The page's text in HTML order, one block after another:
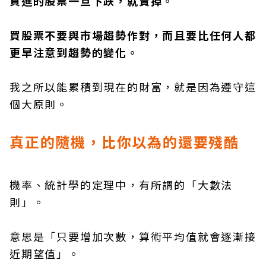
買股票不要與市場趨勢作對，而且要比任何人都
更早注意到趨勢的變化。
我之所以能累積到現在的財富，就是因為遵守這
個大原則。
真正的隨機，比你以為的還要殘酷
機率、統計學的定理中，有所謂的「大數法
則」。
意思是「只要增加次數，算術平均值就會逐漸接
近期望值」。